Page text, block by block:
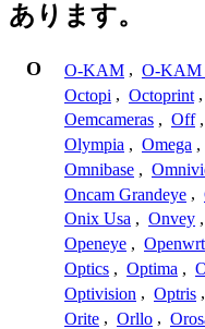
あります。
O O-KAM , O-KAM
Octopi , Octoprint ,
Oemcameras , Off ,
Olympia , Omega ,
Omnibase ,
Oncam Grandeye ,
Onix Usa , Onvey ,
Openeye , Openwrt
Optics , Optima ,
Optivision , Optris ,
Orite , Orllo ,